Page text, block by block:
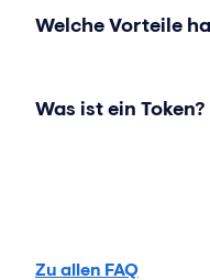
Welche Vorteile
Was ist ein Token?
Zu allen FAQ